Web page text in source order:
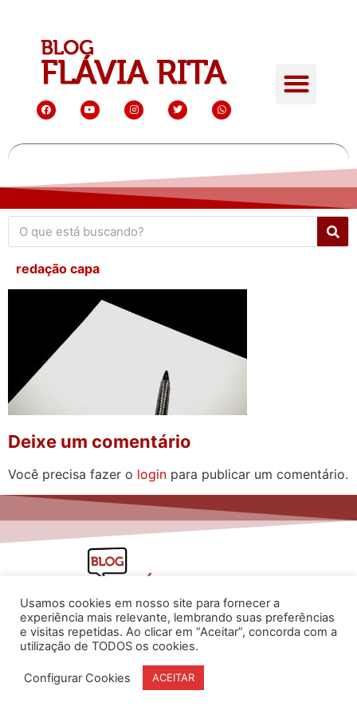
redação capa
Deixe um comentário
Você precisa fazer o login para publicar um comentário.
Flávia Rita Cursos Online
© Todos os direitos reservados
Usamos cookies em nosso site para fornecer a
experiência mais relevante, lembrando suas preferências
e visitas repetidas. Ao clicar em “Aceitar”, concorda com a
utilização de TODOS os cookies.
Configurar Cookies ACEITAR